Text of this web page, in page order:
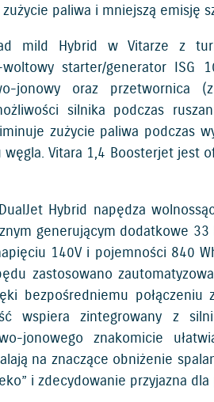
paliwa i mniejszą emisję
mild Hybrid w Vitarze z
starter/generator ISG
jonowy oraz przetwornica
silnika podczas
zużycie paliwa podczas
Vitara 1,4 Boosterjet jest
Hybrid napędza
generującym dodatkowe
140V i pojemności 840
zastosowano
bezpośredniemu
wspiera zintegrowany z
jonowego znakomicie
na znaczące obniżenie
i zdecydowanie przyjazna